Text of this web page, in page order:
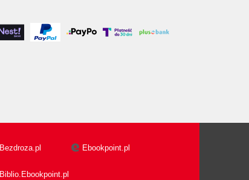
Bezdroza.pl Ebookpoint.pl
Biblio.Ebookpoint.pl